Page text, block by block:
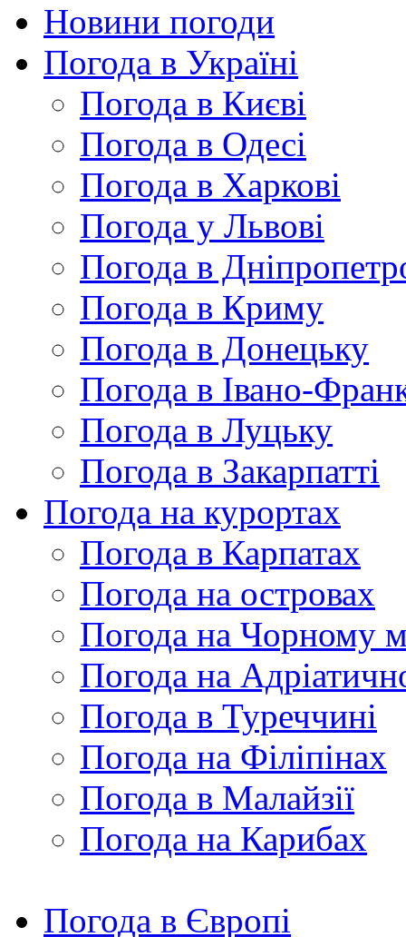
Новини погоди
Погода в Україні
Погода в Києві
Погода в Одесі
Погода в Харкові
Погода у Львові
Погода в
Погода в Криму
Погода в Донецьку
Погода в Івано-
Погода в Луцьку
Погода в Закарпатті
Погода на курортах
Погода в Карпатах
Погода на островах
Погода на Чорному
Погода на
Погода в Туреччині
Погода на Філіпінах
Погода в Малайзії
Погода на Карибах
Погода в Європі